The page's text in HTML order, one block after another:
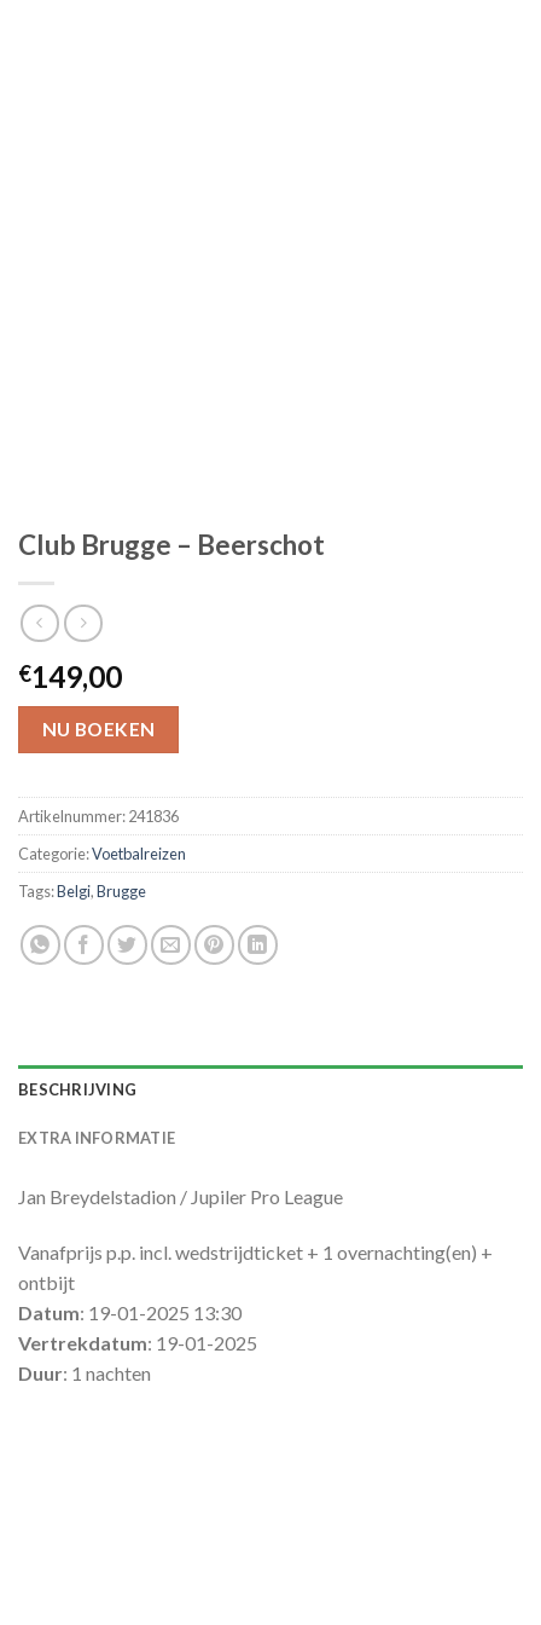
Club Brugge – Beerschot
€149,00
NU BOEKEN
Artikelnummer:241836
Categorie:Voetbalreizen
Tags:Belgi,Brugge
BESCHRIJVING
EXTRA INFORMATIE
Jan Breydelstadion / Jupiler Pro League
Vanafprijs p.p. incl. wedstrijdticket + 1 overnachting(en) +
ontbijt
Datum: 19-01-2025 13:30
Vertrekdatum: 19-01-2025
Duur: 1 nachten